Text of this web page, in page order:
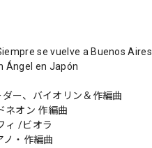
se vuelve a Buenos Aires
Ángel en Japón
ー、バイオリン＆作編曲
ネオン 作編曲
ィ /ビオラ
ノ・作編曲